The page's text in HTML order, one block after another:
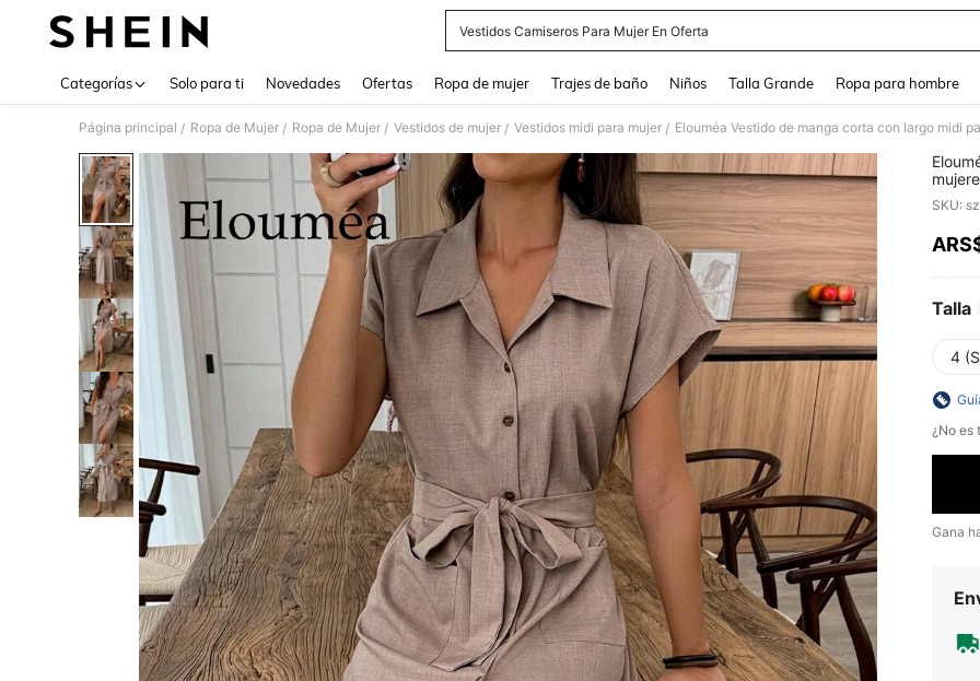
Vestidos Camiseros Para Mujer En Oferta
Categorías Solo para ti Novedades Ofertas Ropa de mujer Trajes de baño Niños Talla Grande Ropa para hombre
Página principal / Ropa de Mujer / Ropa de Mujer / Vestidos de mujer / Vestidos midi para mujer / Elouméa Vestido de manga corta con largo midi
SKU:
Talla
4
¿No es
Gana